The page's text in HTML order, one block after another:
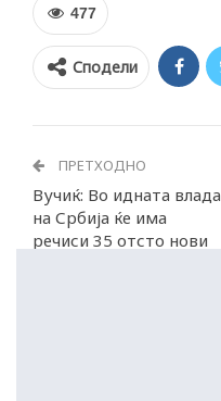
477
Сподели
ПРЕТХОДНО
Вучиќ: Во идната влада
на Србија ќе има
речиси 35 отсто нови